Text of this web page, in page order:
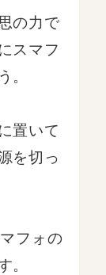
の力で
スマフ
置いて
を切っ
フォの